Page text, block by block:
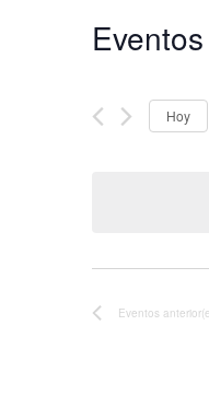
Hoy
Eventos